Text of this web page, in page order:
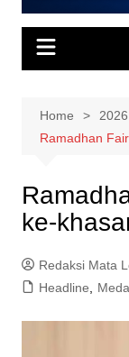
Home 2026
Ramadhan
ke-
Redaksi Mata
Headline